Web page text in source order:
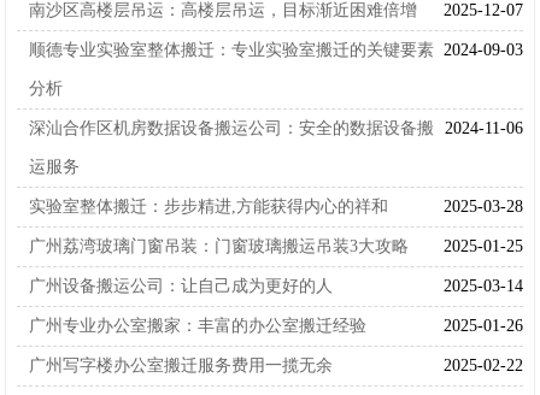
2025-12-07
南沙区高楼层吊运：高楼层吊运，目标渐近困难倍增
2024-09-03
顺德专业实验室整体搬迁：专业实验室搬迁的关键要素
分析
2024-11-06
深汕合作区机房数据设备搬运公司：安全的数据设备搬
运服务
2025-03-28
实验室整体搬迁：步步精进,方能获得内心的祥和
2025-01-25
广州荔湾玻璃门窗吊装：门窗玻璃搬运吊装3大攻略
2025-03-14
广州设备搬运公司：让自己成为更好的人
2025-01-26
广州专业办公室搬家：丰富的办公室搬迁经验
2025-02-22
广州写字楼办公室搬迁服务费用一揽无余